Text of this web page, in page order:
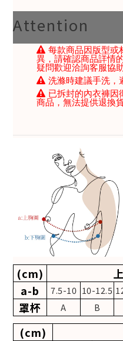
Attention
每款商品因版型或
異，請確認商品詳情
疑問歡迎洽詢客服協
洗滌時建議手洗，
已拆封的內衣褲因
商品，無法提供退換貨
(cm)
a-b
7.5-10 10-12.5
罩杯 A B
(cm)